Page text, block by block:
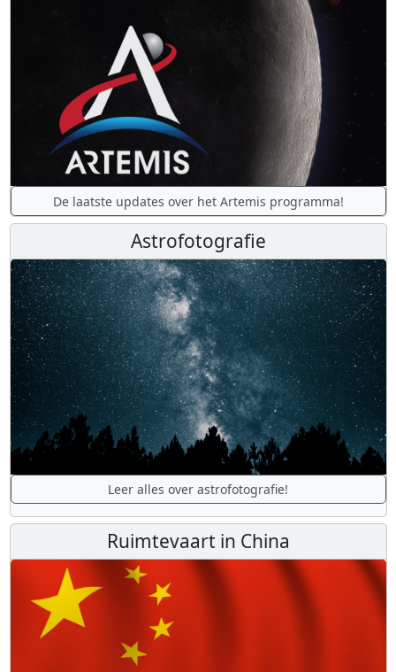
De laatste updates over het Artemis programma!
Astrofotografie
Leer alles over astrofotografie!
Ruimtevaart in China